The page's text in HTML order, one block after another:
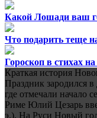
Какой Лошади ваш
Что подарить теще
Гороскоп в стихах
Краткая история
Праздник зародился
где отмечали начало
Риме Юлий Цезарь
э.). На Руси Новый год